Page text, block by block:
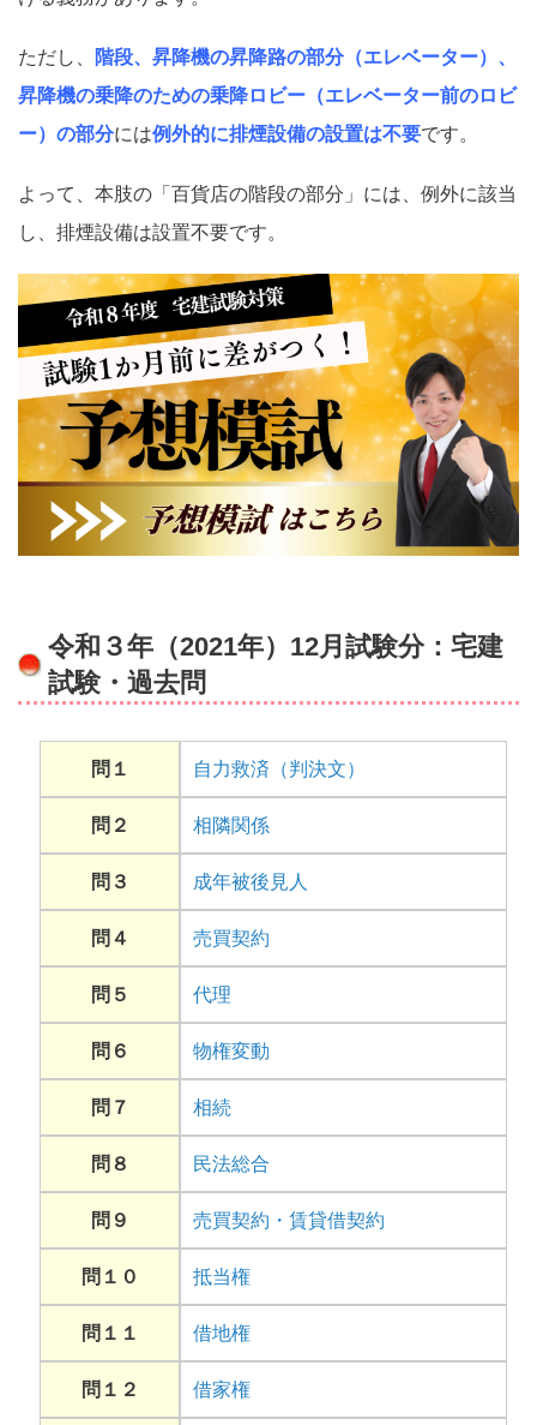
ただし、
階段、昇降機の昇降路の部分（エレベーター）、
昇降機の乗降のための乗降ロビー（エレベーター前のロビ
ー）の部分には例外的に排煙設備の設置は不要です。
よって、本肢の「百貨店の階段の部分」には、例外に該当
し、排煙設備は設置不要です。
令和３年（2021年）12月試験分：宅建
試験・過去問
問１ 自力救済（判決文）
問２ 相隣関係
問３ 成年被後見人
問４ 売買契約
問５ 代理
問６ 物権変動
問７ 相続
問８ 民法総合
問９ 売買契約・賃貸借契約
問１０ 抵当権
問１１ 借地権
問１２ 借家権